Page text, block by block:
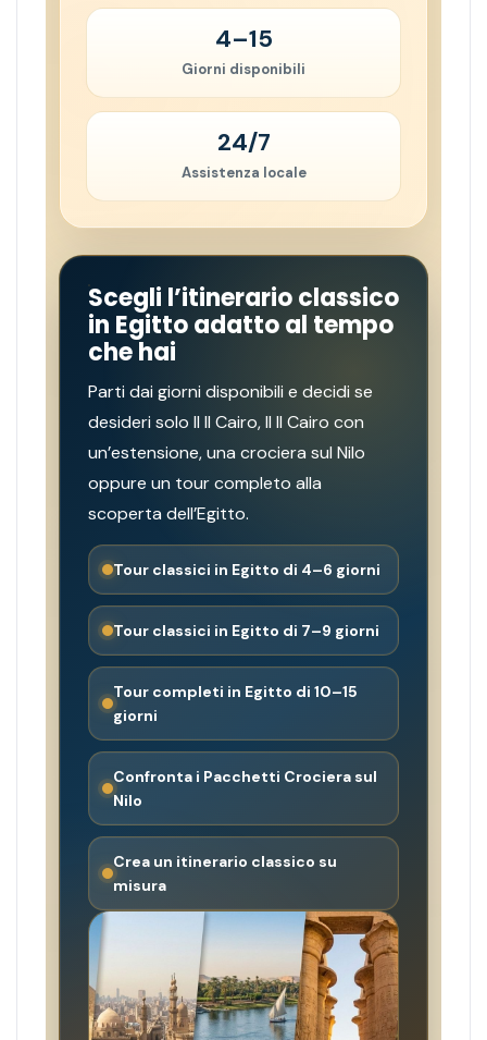
4–15
Giorni disponibili
24/7
Assistenza locale
Scegli l’itinerario classico
in Egitto adatto al tempo
che hai
Parti dai giorni disponibili e decidi se
desideri solo Il Il Cairo, Il Il Cairo con
un’estensione, una crociera sul Nilo
oppure un tour completo alla
scoperta dell’Egitto.
Tour classici in Egitto di 4–6 giorni
Tour classici in Egitto di 7–9 giorni
Tour completi in Egitto di 10–15
giorni
Confronta i Pacchetti Crociera sul
Nilo
Crea un itinerario classico su
misura